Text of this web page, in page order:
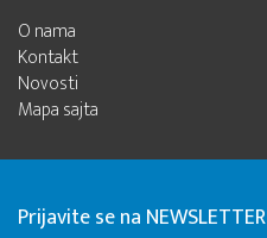
O nama
Kontakt
Novosti
Mapa sajta
Prijavite se na NEWSLETTER